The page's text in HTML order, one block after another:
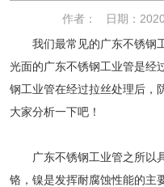
作者： 日期：
我们最常见的广东不锈钢工
光面的广东不锈钢工业管是经
钢工业管在经过拉丝处理后，
大家分析一下吧！
广东不锈钢工业管之所以
铬，镍是发挥耐腐蚀性能的主